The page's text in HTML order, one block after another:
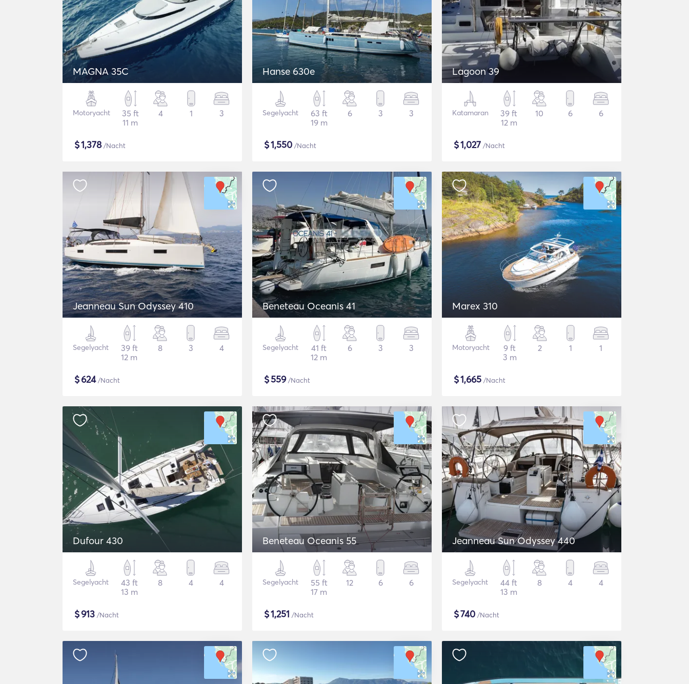
MAGNA 35C
Motoryacht
35 ft
11 m
4 1 3
$1,378/Nacht
Hanse 630e
Segelyacht
63 ft
19 m
6 3 3
$1,550 /Nacht
Lagoon 39
Katamaran
39 ft
12 m
10 6 6
$1,027 /Nacht
Jeanneau Sun Odyssey 410
Segelyacht
39 ft
12 m
8 3 4
$624/Nacht
Beneteau Oceanis 41
Segelyacht
41 ft
12 m
6 3 3
$559/Nacht
Marex 310
Motoryacht
9 ft
3 m
2 1 1
$1,665 /Nacht
Dufour 430
Segelyacht
43 ft
13 m
8 4 4
$913 /Nacht
Beneteau Oceanis 55
Segelyacht
55 ft
17 m
12 6 6
$1,251 /Nacht
Jeanneau Sun Odyssey 440
Segelyacht
44 ft
13 m
8 4 4
$740 /Nacht